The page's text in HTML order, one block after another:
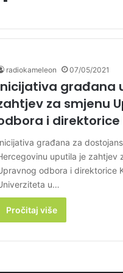
radiokameleon 07/05/2021
građana
za smjenu
i direktorice
građana za
uputila je zahtjev
odbora i direktorice
u…
Pročitaj više